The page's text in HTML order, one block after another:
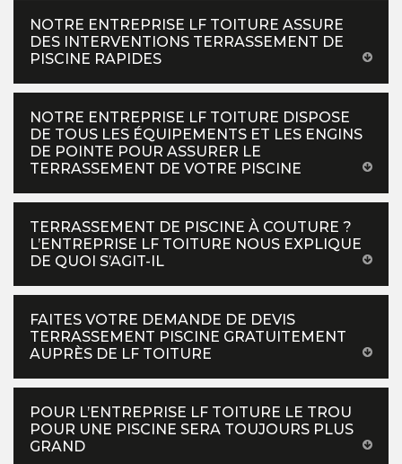
NOTRE ENTREPRISE LF TOITURE ASSURE
DES INTERVENTIONS TERRASSEMENT DE
PISCINE RAPIDES
NOTRE ENTREPRISE LF TOITURE DISPOSE
DE TOUS LES ÉQUIPEMENTS ET LES ENGINS
DE POINTE POUR ASSURER LE
TERRASSEMENT DE VOTRE PISCINE
TERRASSEMENT DE PISCINE À COUTURE ?
L’ENTREPRISE LF TOITURE NOUS EXPLIQUE
DE QUOI S’AGIT-IL
FAITES VOTRE DEMANDE DE DEVIS
TERRASSEMENT PISCINE GRATUITEMENT
AUPRÈS DE LF TOITURE
POUR L’ENTREPRISE LF TOITURE LE TROU
POUR UNE PISCINE SERA TOUJOURS PLUS
GRAND